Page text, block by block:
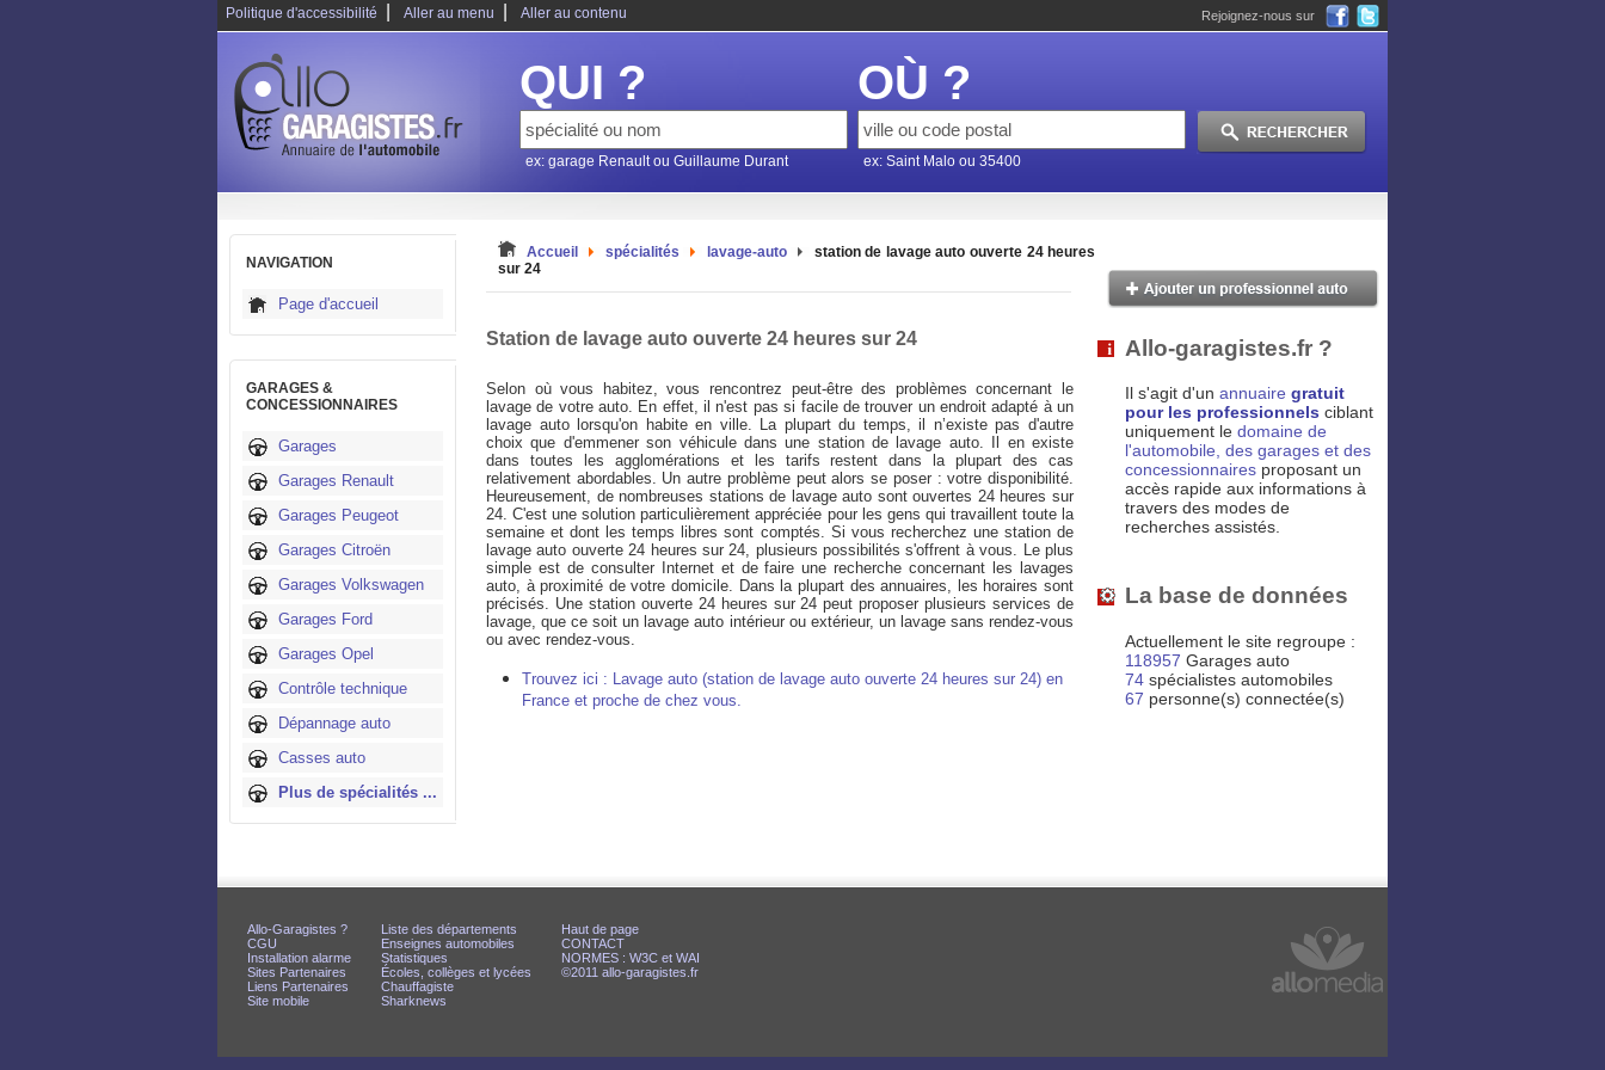
Politique d'accessibilité Aller au menu Aller au contenu Rejoignez-nous sur
QUI ?
ex: garage Renault ou Guillaume Durant
OÙ ?
ex: Saint Malo ou 35400
NAVIGATION
Page d'accueil
GARAGES &
CONCESSIONNAIRES
Garages
Garages Renault
Garages Peugeot
Garages Citroën
Garages Volkswagen
Garages Ford
Garages Opel
Contrôle technique
Dépannage auto
Casses auto
Plus de spécialités ...
Accueil spécialités lavage-auto
station de lavage auto ouverte 24 heures
sur 24
Station de lavage auto ouverte 24 heures sur 24
Selon où vous habitez, vous rencontrez peut-être des problèmes concernant le
lavage de votre auto. En effet, il n'est pas si facile de trouver un endroit adapté à un
lavage auto lorsqu'on habite en ville. La plupart du temps, il n’existe pas d'autre
choix que d'emmener son véhicule dans une station de lavage auto. Il en existe
dans toutes les agglomérations et les tarifs restent dans la plupart des cas
relativement abordables. Un autre problème peut alors se poser : votre disponibilité.
Heureusement, de nombreuses stations de lavage auto sont ouvertes 24 heures sur
24. C'est une solution particulièrement appréciée pour les gens qui travaillent toute la
semaine et dont les temps libres sont comptés. Si vous recherchez une station de
lavage auto ouverte 24 heures sur 24, plusieurs possibilités s'offrent à vous. Le plus
simple est de consulter Internet et de faire une recherche concernant les lavages
auto, à proximité de votre domicile. Dans la plupart des annuaires, les horaires sont
précisés. Une station ouverte 24 heures sur 24 peut proposer plusieurs services de
lavage, que ce soit un lavage auto intérieur ou extérieur, un lavage sans rendez-vous
ou avec rendez-vous.
Trouvez ici : Lavage auto (station de lavage auto ouverte 24 heures sur 24) en
France et proche de chez vous.
Allo-garagistes.fr ?
Il s'agit d'un annuaire gratuit
pour les professionnels ciblant
uniquement le domaine de
l'automobile, des garages et des
concessionnaires proposant un
accès rapide aux informations à
travers des modes de
recherches assistés.
La base de données
Actuellement le site regroupe :
118957 Garages auto
74 spécialistes automobiles
67 personne(s) connectée(s)
Allo-Garagistes ?
CGU
Installation alarme
Sites Partenaires
Liens Partenaires
Site mobile
Liste des départements
Enseignes automobiles
Statistiques
Écoles, collèges et lycées
Chauffagiste
Sharknews
Haut de page
CONTACT
NORMES : W3C et WAI
©2011 allo-garagistes.fr